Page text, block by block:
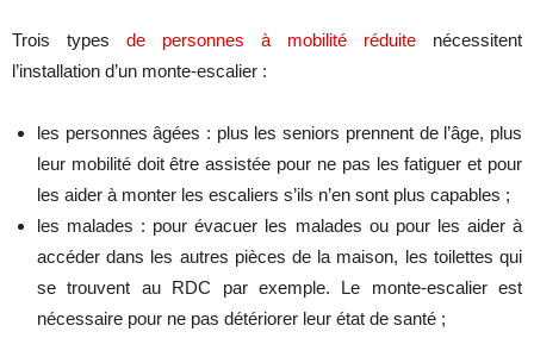
Trois types de personnes à mobilité réduite nécessitent
l’installation d’un monte-escalier :
les personnes âgées : plus les seniors prennent de l’âge, plus
leur mobilité doit être assistée pour ne pas les fatiguer et pour
les aider à monter les escaliers s’ils n’en sont plus capables ;
les malades : pour évacuer les malades ou pour les aider à
accéder dans les autres pièces de la maison, les toilettes qui
se trouvent au RDC par exemple. Le monte-escalier est
nécessaire pour ne pas détériorer leur état de santé ;